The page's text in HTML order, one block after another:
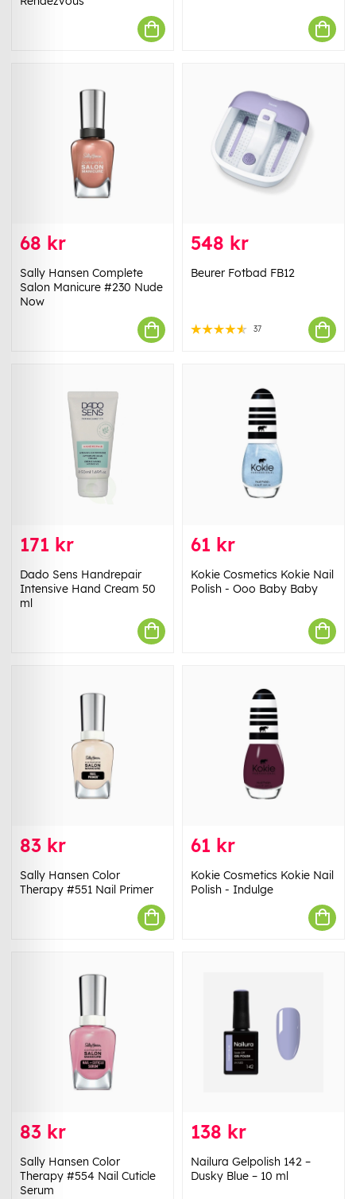
68 kr
Sally Hansen Complete
Salon Manicure #230 Nude
Now
548 kr
Beurer Fotbad FB12
37
171 kr
Dado Sens Handrepair
Intensive Hand Cream 50
ml
61 kr
Kokie Cosmetics Kokie Nail
Polish - Ooo Baby Baby
83 kr
Sally Hansen Color
Therapy #551 Nail Primer
61 kr
Kokie Cosmetics Kokie Nail
Polish - Indulge
83 kr
Sally Hansen Color
Therapy #554 Nail Cuticle
Serum
138 kr
Nailura Gelpolish 142 –
Dusky Blue – 10 ml